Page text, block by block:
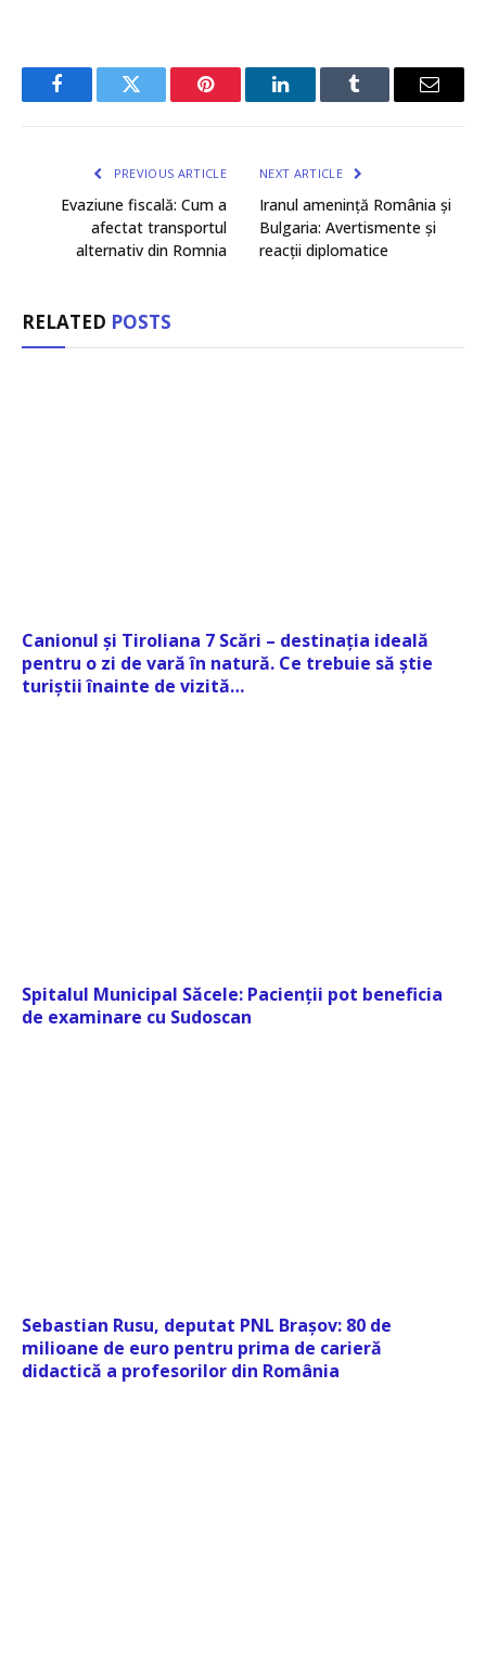
FacebookTwitter Pinterest LinkedInTumblr Email
PREVIOUS ARTICLE
Evaziune fiscală: Cum a
afectat transportul
alternativ din Romnia
NEXT ARTICLE
Iranul amenință România și
Bulgaria: Avertismente și
reacții diplomatice
RELATED POSTS
Canionul și Tiroliana 7 Scări – destinația ideală
pentru o zi de vară în natură. Ce trebuie să știe
turiștii înainte de vizită…
Spitalul Municipal Săcele: Pacienții pot beneficia
de examinare cu Sudoscan
Sebastian Rusu, deputat PNL Brașov: 80 de
milioane de euro pentru prima de carieră
didactică a profesorilor din România